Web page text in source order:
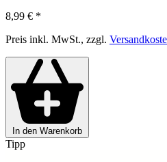
8,99 € *
Preis inkl. MwSt., zzgl.
In den Warenkorb
Tipp